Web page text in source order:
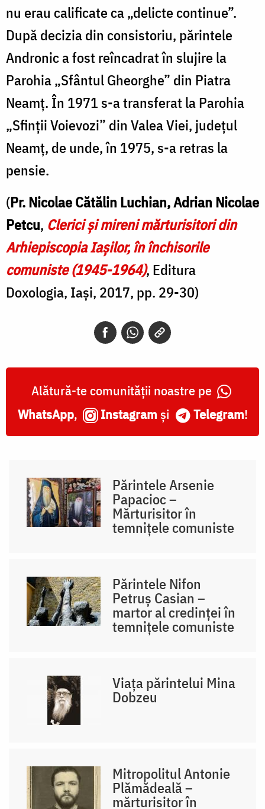
nu erau calificate ca „delicte continue”.
După decizia din consistoriu, părintele
Andronic a fost reîncadrat în slujire la
Parohia „Sfântul Gheorghe” din Piatra
Neamț. În 1971 s-a transferat la Parohia
„Sfinții Voievozi” din Valea Viei, județul
Neamț, de unde, în 1975, s-a retras la
pensie.
(Pr. Nicolae Cătălin Luchian, Adrian Nicolae
Petcu, Clerici şi mireni mărturisitori din
Arhiepiscopia Iaşilor, în închisorile
comuniste (1945-1964), Editura
Doxologia, Iași, 2017, pp. 29-30)
Alătură-te comunității noastre pe
WhatsApp, Instagram și Telegram!
Părintele Arsenie
Papacioc –
Mărturisitor în
temnițele comuniste
Părintele Nifon
Petruș Casian –
martor al credinței în
temnițele comuniste
Viața părintelui Mina
Dobzeu
Mitropolitul Antonie
Plămădeală –
mărturisitor în